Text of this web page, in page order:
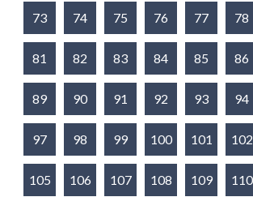
73 74 75 76 77 78
81 82 83 84 85 86
89 90 91 92 93 94
97 98 99 100 101 102
105 106 107 108 109 110